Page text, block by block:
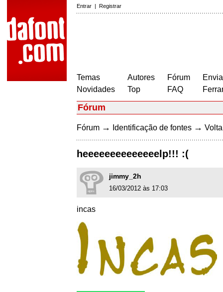
Entrar | Registrar
Temas
Novidades
Autores
Top
Fórum
FAQ
Fórum
Fórum → Identificação de fontes →
heeeeeeeeeeeeeelp!!! :(
jimmy_2h
16/03/2012 às 17:03
incas